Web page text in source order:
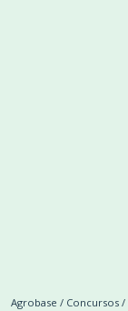
Agrobase / Concursos /